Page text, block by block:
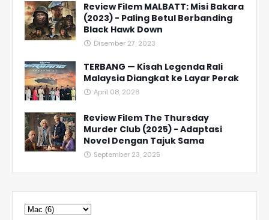
Review Filem MALBATT: Misi Bakara
(2023) - Paling Betul Berbanding
Black Hawk Down
Disember 27, 2023
TERBANG — Kisah Legenda Rali
Malaysia Diangkat ke Layar Perak
April 08, 2026
Review Filem The Thursday
Murder Club (2025) - Adaptasi
Novel Dengan Tajuk Sama
September 23, 2025